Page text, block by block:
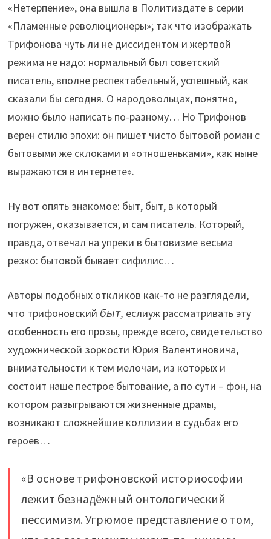
«Нетерпение», она вышла в Политиздате в серии
«Пламенные революционеры»; так что изображать
Трифонова чуть ли не диссидентом и жертвой
режима не надо: нормальный был советский
писатель, вполне респектабельный, успешный, как
сказали бы сегодня. О народовольцах, понятно,
можно было написать по-разному… Но Трифонов
верен стилю эпохи: он пишет чисто бытовой роман с
бытовыми же склоками и «отношеньками», как ныне
выражаются в интернете».
Ну вот опять знакомое: быт, быт, в который
погружен, оказывается, и сам писатель. Который,
правда, отвечал на упреки в бытовизме весьма
резко: бытовой бывает сифилис…
Авторы подобных откликов как-то не разглядели,
что трифоновский быт, еслиуж рассматривать эту
особенность его прозы, прежде всего, свидетельство
художнической зоркости Юрия Валентиновича,
внимательности к тем мелочам, из которых и
состоит наше пестрое бытование, а по сути – фон, на
котором разыгрываются жизненные драмы,
возникают сложнейшие коллизии в судьбах его
героев…
«В основе трифоновской историософии
лежит безнадёжный онтологический
пессимизм. Угрюмое представление о том,